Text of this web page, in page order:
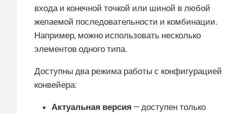
входа и конечной точкой или шиной в любой
желаемой последовательности и комбинации.
Например, можно использовать несколько
элементов одного типа.
Доступны два режима работы с конфигурацией
конвейера:
Актуальная версия — доступен только